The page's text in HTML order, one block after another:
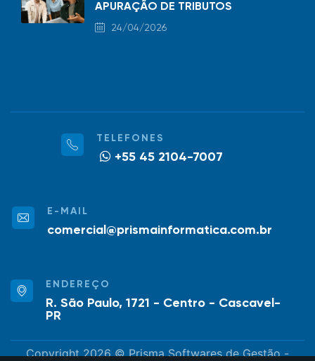
APURAÇÃO DE TRIBUTOS
24/04/2026
TELEFONES
+55 45 2104-7007
E-MAIL
comercial@prismainformatica.com.br
ENDEREÇO
R. São Paulo, 1721 - Centro - Cascavel-
PR
Copyright 2026 © Prisma Softwares de Gestão -